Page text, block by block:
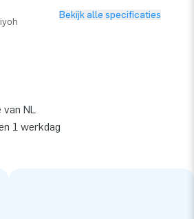
Bekijk alle specificaties
NL
1 werkdag